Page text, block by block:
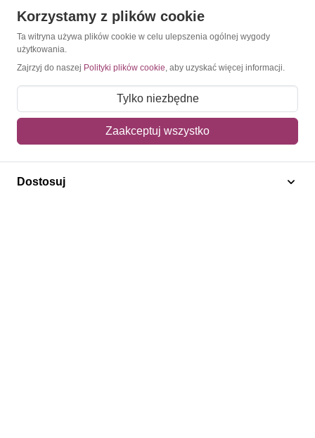
Konto
Moje konto
Mój koszyk
Adres dostawy
Korzystamy z plików cookie
Ta witryna używa plików cookie w celu ulepszenia ogólnej wygody
użytkowania.
Zajrzyj do naszej Polityki plików cookie, aby uzyskać więcej informacji.
Tylko niezbędne
Zaakceptuj wszystko
Dostosuj